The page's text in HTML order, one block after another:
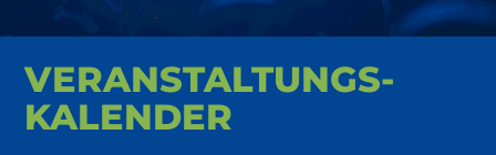
VERAN­STALTUNGS­
KALENDER